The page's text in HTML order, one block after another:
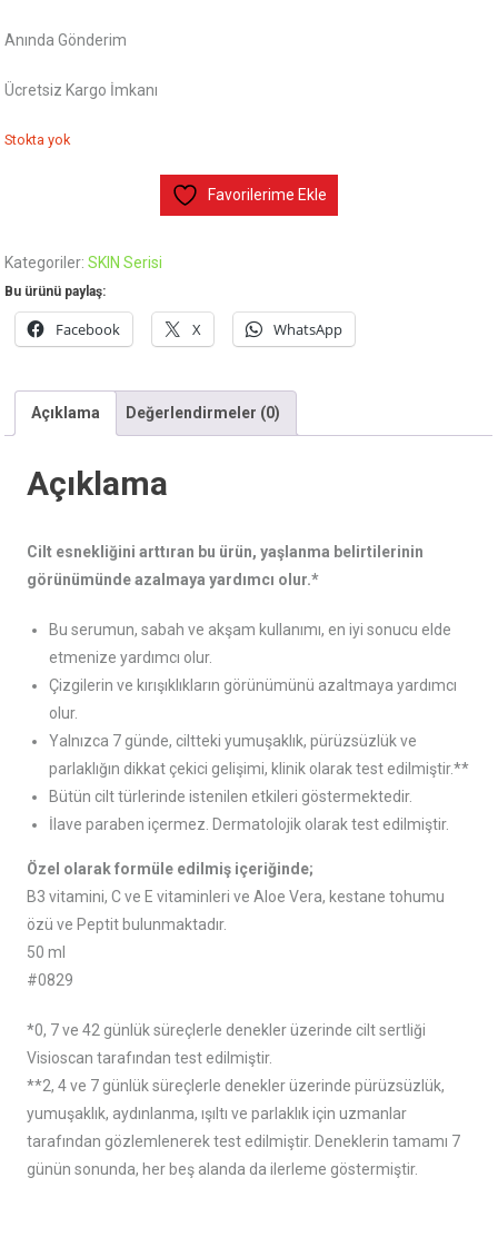
Anında Gönderim
Ücretsiz Kargo İmkanı
Stokta yok
Favorilerime Ekle
Kategoriler:SKIN Serisi
Bu ürünü paylaş:
Facebook X WhatsApp
Açıklama Değerlendirmeler (0)
Açıklama
Cilt esnekliğini arttıran bu ürün, yaşlanma belirtilerinin
görünümünde azalmaya yardımcı olur.*
Bu serumun, sabah ve akşam kullanımı, en iyi sonucu elde
etmenize yardımcı olur.
Çizgilerin ve kırışıklıkların görünümünü azaltmaya yardımcı
olur.
Yalnızca 7 günde, ciltteki yumuşaklık, pürüzsüzlük ve
parlaklığın dikkat çekici gelişimi, klinik olarak test edilmiştir.**
Bütün cilt türlerinde istenilen etkileri göstermektedir.
İlave paraben içermez. Dermatolojik olarak test edilmiştir.
Özel olarak formüle edilmiş içeriğinde;
B3 vitamini, C ve E vitaminleri ve Aloe Vera, kestane tohumu
özü ve Peptit bulunmaktadır.
50 ml
#0829
*0, 7 ve 42 günlük süreçlerle denekler üzerinde cilt sertliği
Visioscan tarafından test edilmiştir.
**2, 4 ve 7 günlük süreçlerle denekler üzerinde pürüzsüzlük,
yumuşaklık, aydınlanma, ışıltı ve parlaklık için uzmanlar
tarafından gözlemlenerek test edilmiştir. Deneklerin tamamı 7
günün sonunda, her beş alanda da ilerleme göstermiştir.